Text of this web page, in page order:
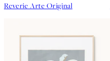
Reverie Arte Original